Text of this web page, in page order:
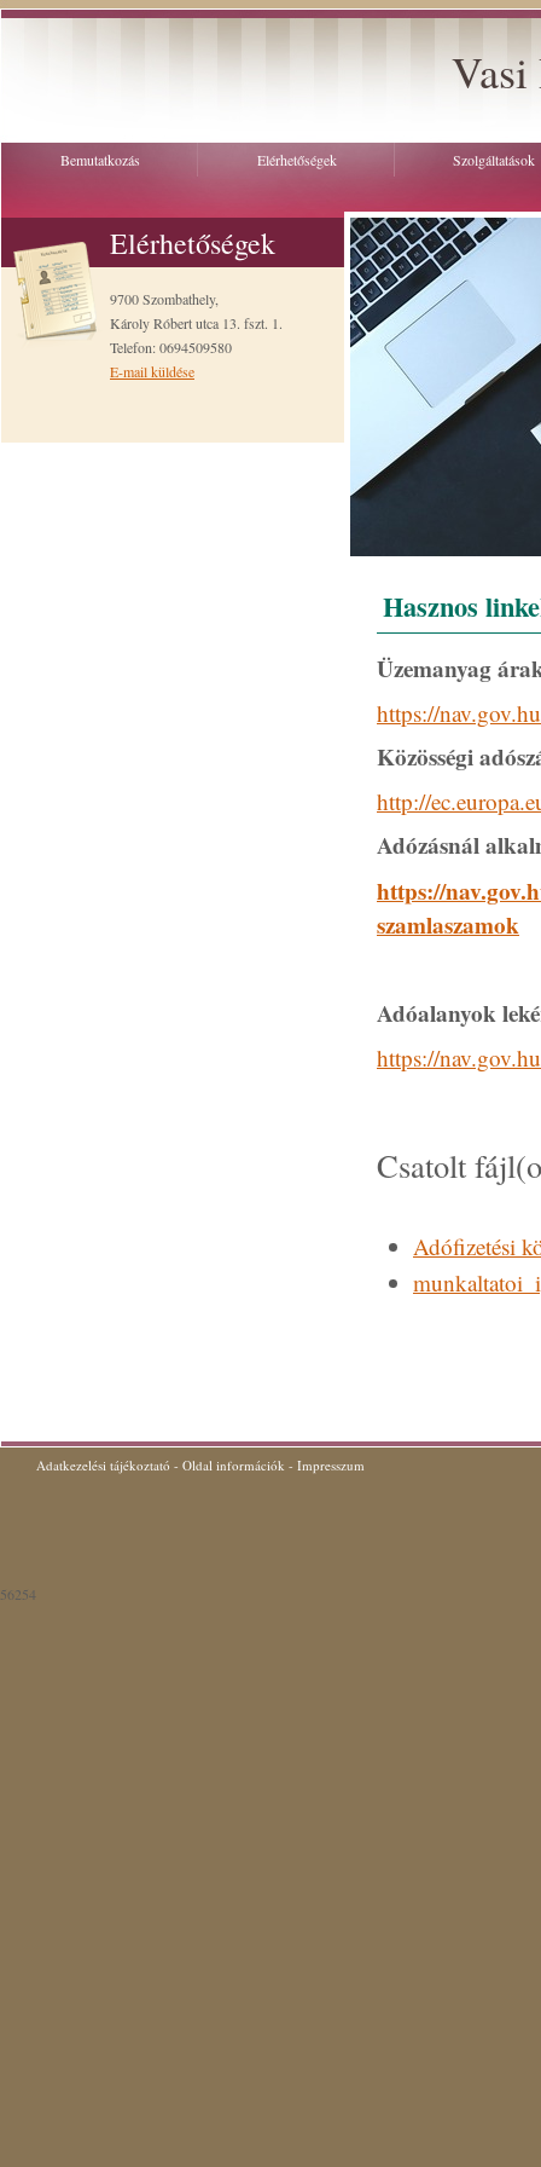
Bemutatkozás Elérhetőségek Szolgáltatások
Elérhetőségek
9700 Szombathely,
Károly Róbert utca 13. fszt. 1.
Telefon: 0694509580
E-mail küldése
Hasznos
Üzemanyag
https://
Közösségi
http://
Adózásnál
https://
szamlaszamok
Adóalanyok
https://
Csatolt
Adófizetési
Adatkezelési tájékoztató - Oldal információk - Impresszum
56254